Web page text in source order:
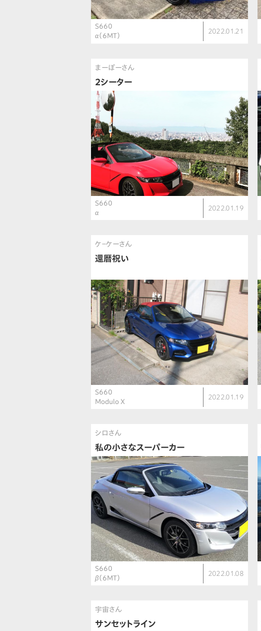
S660
α（6MT）
2022.01.21
まーぼーさん
2シーター
S660
α
2022.01.19
ケ－ケーさん
還暦祝い
S660
Modulo X
2022.01.19
シロさん
私の小さなスーパーカー
S660
β（6MT）
2022.01.08
宇宙さん
サンセットライン